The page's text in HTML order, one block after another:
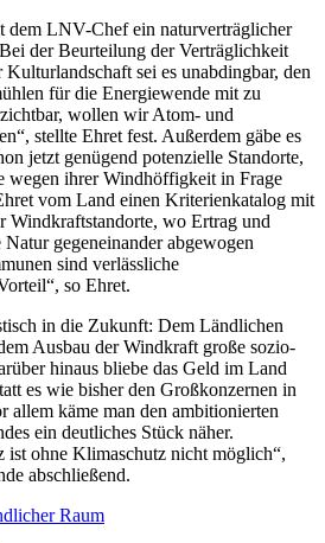
dem LNV-Chef ein naturverträglicher
der Beurteilung der Verträglichkeit
sei es unabdingbar, den
für die Energiewende mit zu
wollen wir Atom- und
stellte Ehret fest. Außerdem gäbe es
jetzt genügend potenzielle Standorte,
wegen ihrer Windhöffigkeit in Frage
vom Land einen Kriterienkatalog mit
Windkraftstandorte, wo Ertrag und
gegeneinander abgewogen
sind verlässliche
so Ehret.
in die Zukunft: Dem Ländlichen
Ausbau der Windkraft große sozio-
hinaus bliebe das Geld im Land
es wie bisher den Großkonzernen in
allem käme man den ambitionierten
ein deutliches Stück näher.
ist ohne Klimaschutz nicht möglich“,
abschließend.
Raum